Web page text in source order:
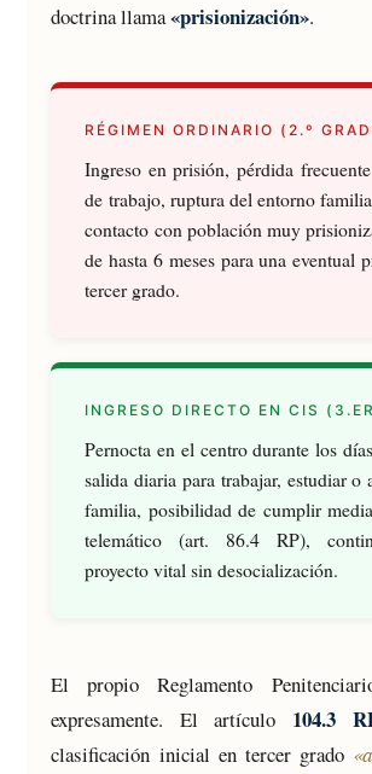
doctrina llama«prisionización».
RÉGIMEN ORDINARIO (2.º
Ingreso en prisión, pérdida
de trabajo, ruptura del entorno
contacto con población muy
de hasta 6 meses para una eventual
tercer grado.
INGRESO DIRECTO EN CIS
Pernocta en el centro durante los
salida diaria para trabajar, estudiar o
familia, posibilidad de cumplir
telemático (art. 86.4 RP),
proyecto vital sin desocialización.
El propio Reglamento
expresamente. El artículo 104.3
clasificación inicial en tercer grado